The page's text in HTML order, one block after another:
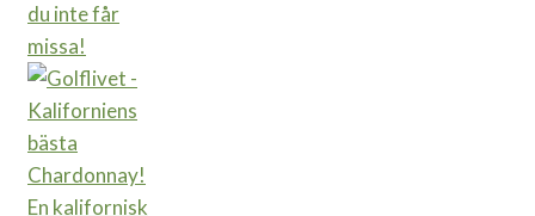
du inte får
missa!
En kalifornisk